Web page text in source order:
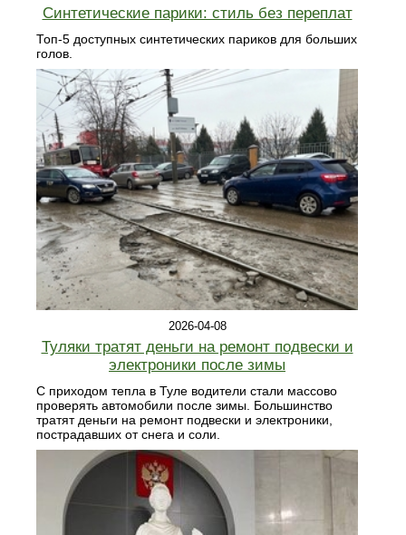
Синтетические парики: стиль без переплат
Топ-5 доступных синтетических париков для больших
голов.
2026-04-08
Туляки тратят деньги на ремонт подвески и
электроники после зимы
С приходом тепла в Туле водители стали массово
проверять автомобили после зимы. Большинство
тратят деньги на ремонт подвески и электроники,
пострадавших от снега и соли.